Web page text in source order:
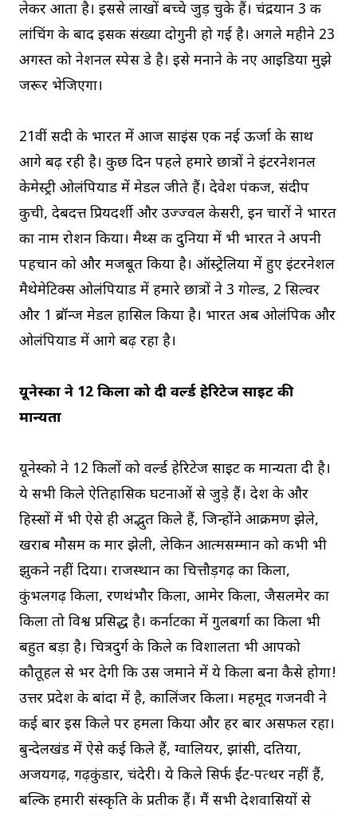
लेकर आता है। इससे लाखों बच्चे जुड़ चुके हैं। चंद्रयान 3 की
लांचिंग के बाद इसकी संख्या दोगुनी हो गई है। अगले महीने 23
अगस्त को नेशनल स्पेस डे है। इसे मनाने के नए आइडिया मुझे
जरूर भेजिएगा।
21वीं सदी के भारत में आज साइंस एक नई ऊर्जा के साथ
आगे बढ़ रही है। कुछ दिन पहले हमारे छात्रों ने इंटरनेशनल
केमेस्ट्री ओलंपियाड में मेडल जीते हैं। देवेश पंकज, संदीप
कुची, देबदत्त प्रियदर्शी और उज्ज्वल केसरी, इन चारों ने भारत
का नाम रोशन किया। मैथ्स की दुनिया में भी भारत ने अपनी
पहचान को और मजबूत किया है। ऑस्ट्रेलिया में हुए इंटरनेशल
मैथेमेटिक्स ओलंपियाड में हमारे छात्रों ने 3 गोल्ड, 2 सिल्वर
और 1 ब्रॉन्ज मेडल हासिल किया है। भारत अब ओलंपिक और
ओलंपियाड में आगे बढ़ रहा है।
यूनेस्कों ने 12 किलों को दी वर्ल्ड हेरिटेज साइट की
मान्यता
यूनेस्को ने 12 किलों को वर्ल्ड हेरिटेज साइट की मान्यता दी है।
ये सभी किले ऐतिहासिक घटनाओं से जुड़े हैं। देश के और
हिस्सों में भी ऐसे ही अद्भुत किले हैं, जिन्होंने आक्रमण झेले,
खराब मौसम की मार झेली, लेकिन आत्मसम्मान को कभी भी
झुकने नहीं दिया। राजस्थान का चित्तौड़गढ़ का किला,
कुंभलगढ़ किला, रणथंभौर किला, आमेर किला, जैसलमेर का
किला तो विश्व प्रसिद्ध है। कर्नाटका में गुलबर्गा का किला भी
बहुत बड़ा है। चित्रदुर्ग के किले की विशालता भी आपको
कौतूहल से भर देगी कि उस जमाने में ये किला बना कैसे होगा!
उत्तर प्रदेश के बांदा में है, कालिंजर किला। महमूद गजनवी ने
कई बार इस किले पर हमला किया और हर बार असफल रहा।
बुन्देलखंड में ऐसे कई किले हैं, ग्वालियर, झांसी, दतिया,
अजयगढ़, गढ़कुंडार, चंदेरी। ये किले सिर्फ ईंट-पत्थर नहीं हैं,
बल्कि हमारी संस्कृति के प्रतीक हैं। मैं सभी देशवासियों से